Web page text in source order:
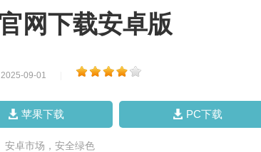
网下载安卓版
09-01
苹果下载 PC下载
安卓市场，安全绿色